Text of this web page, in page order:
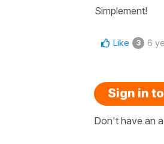
Simplement!
Like 3 6
Sign in
Don't have an